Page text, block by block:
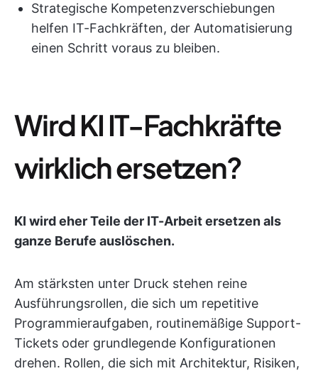
Strategische Kompetenzverschiebungen
helfen IT-Fachkräften, der Automatisierung
einen Schritt voraus zu bleiben.
Wird KI IT-Fachkräfte
wirklich ersetzen?
KI wird eher Teile der IT-Arbeit ersetzen als
ganze Berufe auslöschen.
Am stärksten unter Druck stehen reine
Ausführungsrollen, die sich um repetitive
Programmieraufgaben, routinemäßige Support-
Tickets oder grundlegende Konfigurationen
drehen. Rollen, die sich mit Architektur, Risiken,